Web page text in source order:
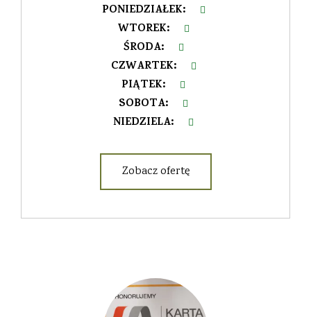
PONIEDZIAŁEK:
WTOREK:
ŚRODA:
CZWARTEK:
PIĄTEK:
SOBOTA:
NIEDZIELA:
Zobacz ofertę